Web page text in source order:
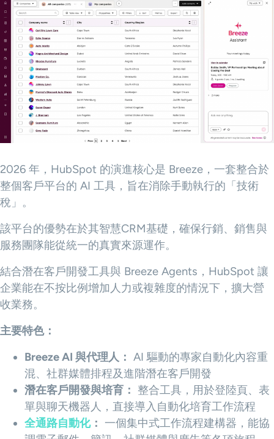
2026 年，HubSpot 的演進核心是 Breeze，一套整合於
整個客戶平台的 AI 工具，旨在消除手動執行的「技術
稅」。
該平台的優勢在於其智慧CRM基礎，確保行銷、銷售與
服務團隊能從統一的真實來源運作。
結合潛在客戶開發工具與 Breeze Agents，HubSpot 讓
企業能在不按比例增加人力或複雜度的情況下，擴大營
收業務。
主要特色：
Breeze AI 與代理人： AI 驅動的專家自動化內容重
混、社群媒體排程及進階潛在客戶開發
潛在客戶開發與培育： 整合工具，用於登陸頁、表
單與聊天機器人，直接導入自動化培育工作流程
全通路自動化： 一個集中式工作流程建構器，能協